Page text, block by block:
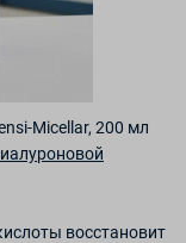
Micellar, 200 мл
восстановит